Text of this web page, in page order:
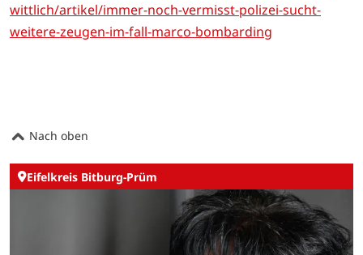
wittlich/artikel/immer-noch-vermisst-polizei-sucht-
weitere-zeugen-im-fall-marco-bombarding
Nach oben
Eifelkreis Bitburg-Prüm